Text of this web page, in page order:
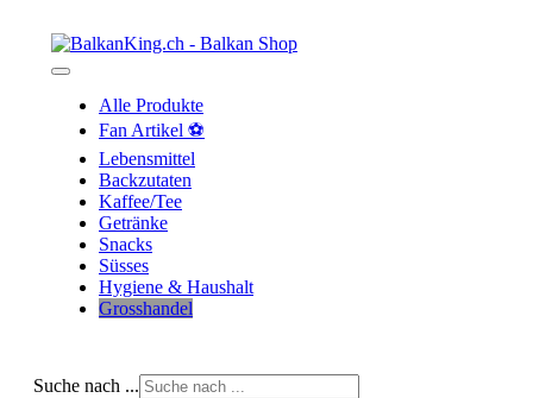
Alle Produkte
Fan Artikel ⚽
Lebensmittel
Backzutaten
Kaffee/Tee
Getränke
Snacks
Süsses
Hygiene & Haushalt
Grosshandel
Suche nach ...